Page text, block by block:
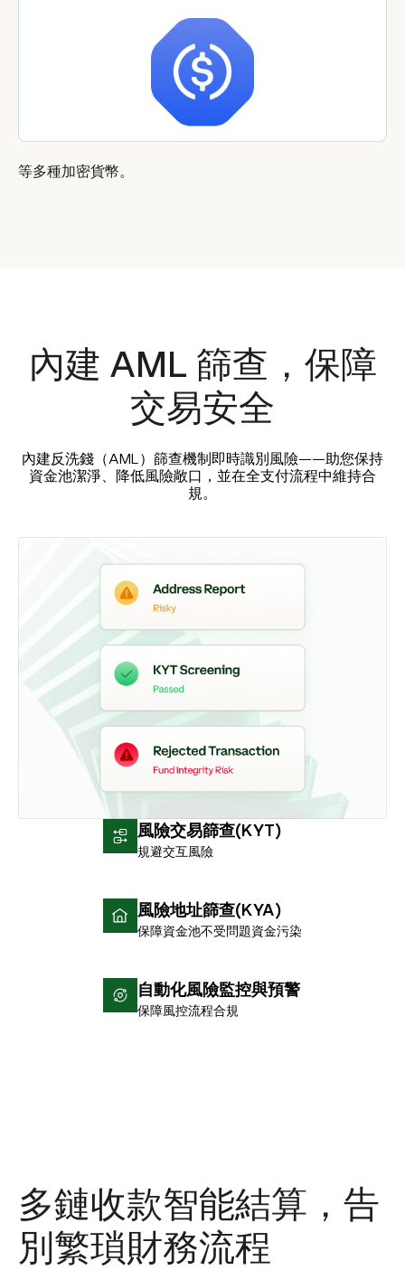
等多種加密貨幣。
內建 AML 篩查，保障
交易安全
內建反洗錢（AML）篩查機制即時識別風險——助您保持
資金池潔淨、降低風險敞口，並在全支付流程中維持合
規。
風險交易篩查(KYT)
規避交互風險
風險地址篩查(KYA)
保障資金池不受問題資金污染
自動化風險監控與預警
保障風控流程合規
多鏈收款智能結算，告
別繁瑣財務流程